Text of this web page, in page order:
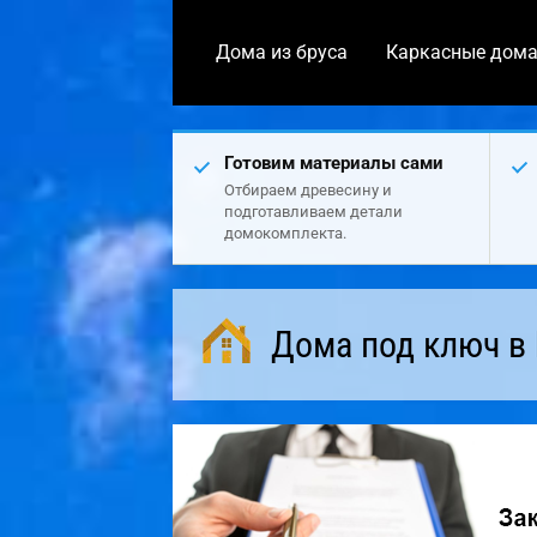
Дома из бруса Каркасные дома
Готовим материалы сами
Отбираем древесину и
подготавливаем детали
домокомплекта.
Дома под ключ в